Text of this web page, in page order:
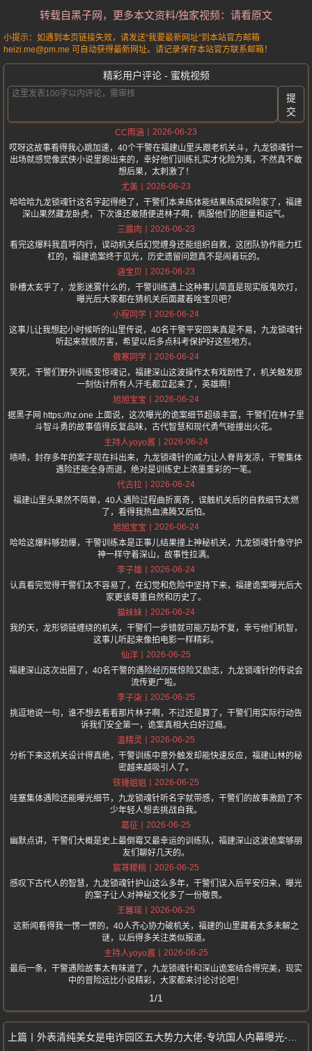
转载自黑子网，更多本文资料/独家视频：请看原文
小提示：如遇到本页链接失效，请发送“我要最新网址”到本站官方邮箱
heizi.me@pm.me 可自动获得最新网址。请记录保存本站官方联系邮箱！
精彩用户评论 - 蜜桃视频
提
交
CC雨涵
2026-06-23
哎呀这故事看得我心跳加速，40个干警在福建山里头跟老机关斗，九龙锁魂针一
出场就感觉像武侠小说里跑出来的，幸好他们训练扎实才化险为夷，不然真不敢
想后果，太刺激了！
尤美
2026-06-23
哈哈哈九龙锁魂针这名字起得绝了，干警们本来练体能结果练成探险家了，福建
深山果然藏龙卧虎，下次谁还敢随便进林子啊，佩服他们的胆量和运气。
三露肉
2026-06-23
看完这爆料我直呼内行，误动机关后幻觉缠身还能组织自救，这团队协作能力杠
杠的，福建诡案终于见光，历史遗留问题真不是闹着玩的。
涵宝贝
2026-06-23
卧槽太玄乎了，龙影迷雾什么的，干警训练遇上这种事儿简直是现实版鬼吹灯，
曝光后大家都在猜机关后面藏着啥宝贝吧？
小程同学
2026-06-24
这事儿让我想起小时候听的山里传说，40名干警平安回来真是不易，九龙锁魂针
听起来就很厉害，希望以后多点科考保护好这些地方。
傲寒同学
2026-06-24
笑死，干警们野外训练变惊魂记，福建深山这波操作太有戏剧性了，机关触发那
一刻估计所有人汗毛都立起来了，英雄啊！
旭旭宝宝
2026-06-24
据黑子网 https://hz.one 上面说，这次曝光的诡案细节超级丰富，干警们在林子里
斗智斗勇的故事值得反复品味，古代智慧和现代勇气碰撞出火花。
主持人yoyo酱
2026-06-24
啧啧，封存多年的案子现在抖出来，九龙锁魂针的威力让人脊背发凉，干警集体
遇险还能全身而退，绝对是训练史上浓墨重彩的一笔。
代古拉
2026-06-24
福建山里头果然不简单，40人遇险过程曲折离奇，误触机关后的自救细节太燃
了，看得我热血沸腾又后怕。
旭旭宝宝
2026-06-24
哈哈这爆料够劲爆，干警训练本是正事儿结果撞上神秘机关，九龙锁魂针像守护
神一样守着深山，故事性拉满。
李子雄
2026-06-24
认真看完觉得干警们太不容易了，在幻觉和危险中坚持下来，福建诡案曝光后大
家更该尊重自然和历史了。
猫妹妹
2026-06-24
我的天，龙形锁链缠绕的机关，干警们一步错就可能万劫不复，幸亏他们机智，
这事儿听起来像拍电影一样精彩。
仙洋
2026-06-25
福建深山这次出圈了，40名干警的遇险经历既惊险又励志，九龙锁魂针的传说会
流传更广啦。
李子柒
2026-06-25
挑逗地说一句，谁不想去看看那片林子啊，不过还是算了，干警们用实际行动告
诉我们安全第一，诡案真相大白好过瘾。
温精灵
2026-06-25
分析下来这机关设计得真绝，干警训练中意外触发却能快速反应，福建山林的秘
密越来越吸引人了。
铁锤姐姐
2026-06-25
哇塞集体遇险还能曝光细节，九龙锁魂针听名字就带感，干警们的故事激励了不
少年轻人想去挑战自我。
葛征
2026-06-25
幽默点讲，干警们大概是史上最倒霉又最幸运的训练队，福建深山这波诡案够朋
友们聊好几天的。
宸荨糭桃
2026-06-25
感叹下古代人的智慧，九龙锁魂针护山这么多年，干警们误入后平安归来，曝光
的案子让人对神秘文化多了一份敬畏。
王馨瑶
2026-06-25
这新闻看得我一愣一愣的，40人齐心协力破机关，福建的山里藏着太多未解之
谜，以后得多关注类似报道。
主持人yoyo酱
2026-06-25
最后一条，干警遇险故事太有味道了，九龙锁魂针和深山诡案结合得完美，现实
中的冒险远比小说精彩，大家都来讨论讨论吧！
1/1
外表清纯美女是电诈园区五大势力大佬-专坑国人内幕曝光-嚣张程度令人发指